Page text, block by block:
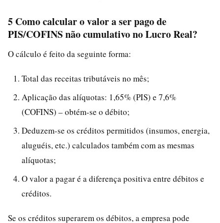
5 Como calcular o valor a ser pago de
PIS/COFINS não cumulativo no Lucro Real?
O cálculo é feito da seguinte forma:
Total das receitas tributáveis no mês;
Aplicação das alíquotas: 1,65% (PIS) e 7,6%
(COFINS) – obtém-se o débito;
Deduzem-se os créditos permitidos (insumos, energia,
aluguéis, etc.) calculados também com as mesmas
alíquotas;
O valor a pagar é a diferença positiva entre débitos e
créditos.
Se os créditos superarem os débitos, a empresa pode